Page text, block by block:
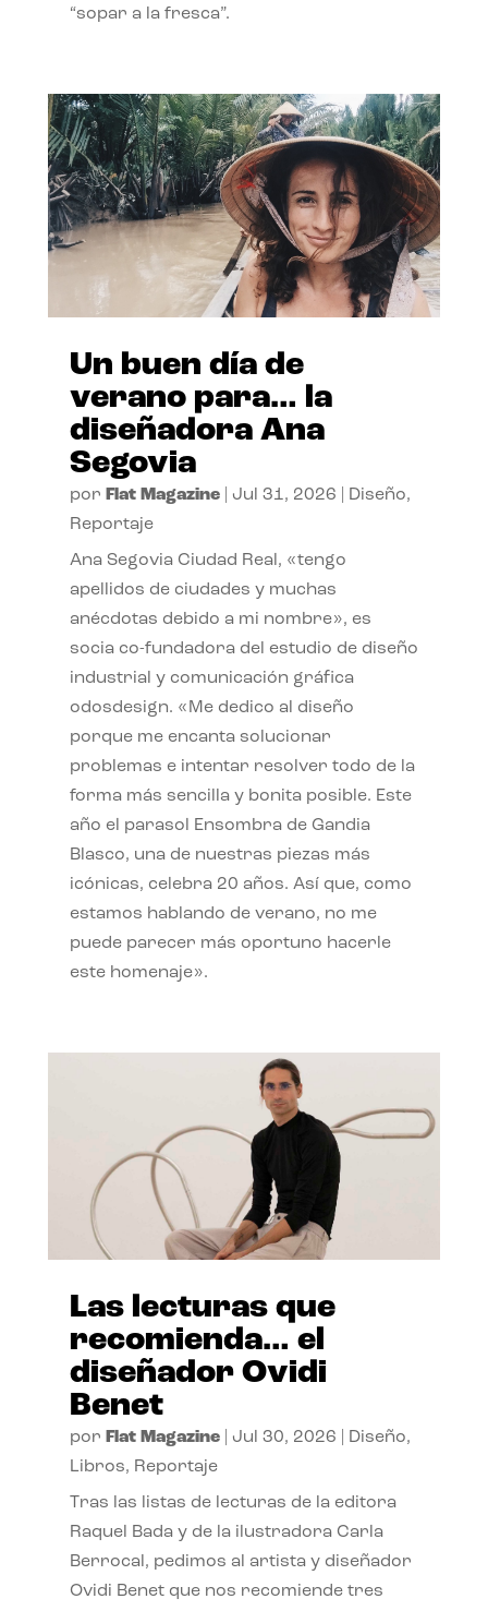
“sopar a la fresca”.
Un buen día de
verano para… la
diseñadora Ana
Segovia
por Flat Magazine| Jul 31, 2026 Diseño,
Reportaje
Ana Segovia Ciudad Real, «tengo
apellidos de ciudades y muchas
anécdotas debido a mi nombre», es
socia co-fundadora del estudio de diseño
industrial y comunicación gráfica
odosdesign. «Me dedico al diseño
porque me encanta solucionar
problemas e intentar resolver todo de la
forma más sencilla y bonita posible. Este
año el parasol Ensombra de Gandia
Blasco, una de nuestras piezas más
icónicas, celebra 20 años. Así que, como
estamos hablando de verano, no me
puede parecer más oportuno hacerle
este homenaje».
Las lecturas que
recomienda… el
diseñador Ovidi
Benet
por Flat Magazine| Jul 30, 2026 Diseño,
Libros, Reportaje
Tras las listas de lecturas de la editora
Raquel Bada y de la ilustradora Carla
Berrocal, pedimos al artista y diseñador
Ovidi Benet que nos recomiende tres